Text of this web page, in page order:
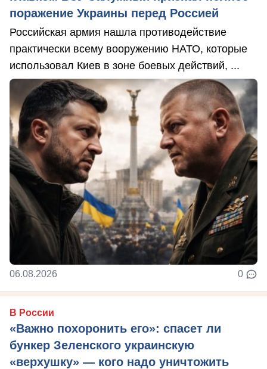
поражение Украины перед Россией
Российская армия нашла противодействие
практически всему вооружению НАТО, которые
использовал Киев в зоне боевых действий, ...
06.08.2026 0
В России
«Важно похоронить его»: спасет ли
бункер Зеленского украинскую
«верхушку» — кого надо уничтожить